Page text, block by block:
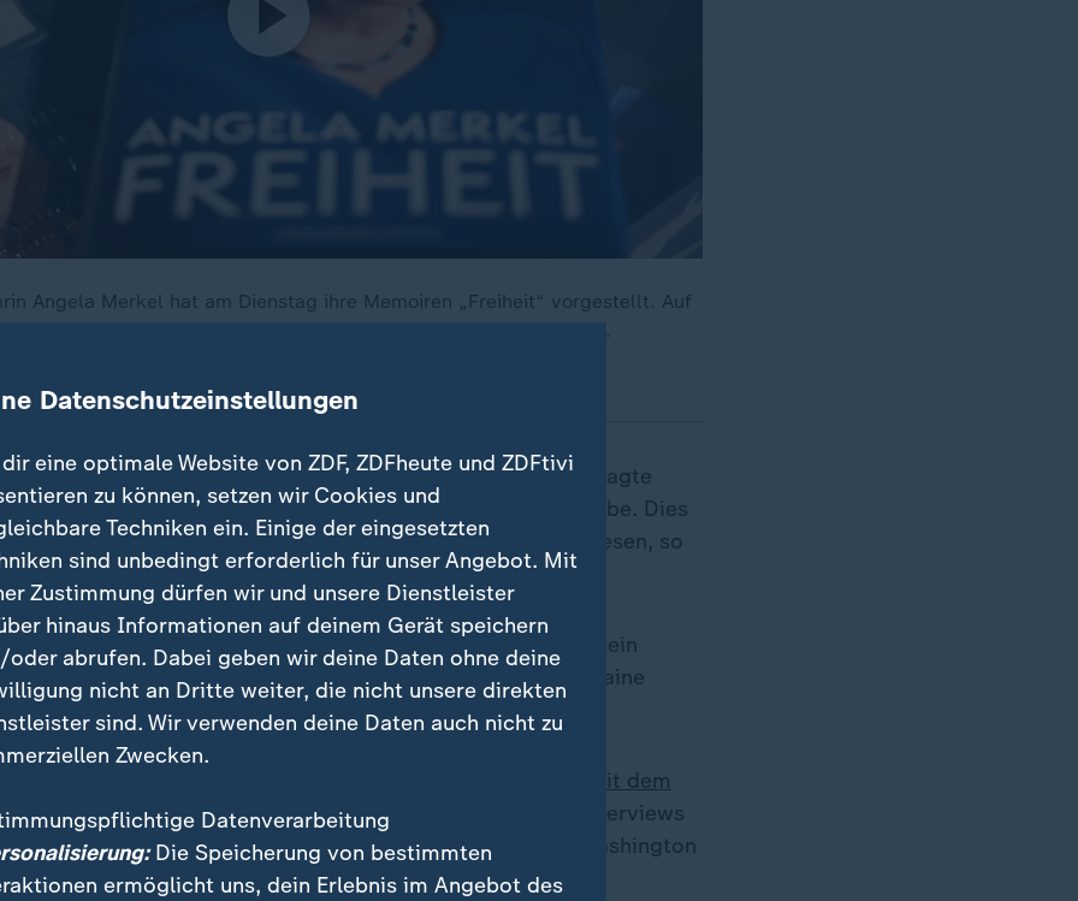
Angela Merkel hat am Dienstag ihre Memoiren „Freiheit“ vorgestellt. Auf
sie Bilanz über ihr bisheriges Leben und ihre politische Karriere.
der ukrainischen Krim-Halbinsel durch Russland
sagte
später gestanden habe, dass er diesbezüglich gelogen habe. Dies
in ihrem Verhältnis mit dem russischen Präsidenten gewesen, so
gewusst, dass sie im Umgang mit Putin ganz vorsichtig sein
nicht, was die Ukraine wolle. Sie wolle aber, dass die Ukraine
ihr eigenes Schicksal bestimme, betonte Merkel weiter.
bewarb in den vergangenen Tagen ihre
Memoiren mit dem
1954-2021" in den USA. Sie trat dabei in TV-Interviews
mit dem früheren US-Präsidenten Barack Obama
in Washington
Datenschutzeinstellungen
eine optimale Website von ZDF, ZDFheute und ZDFtivi
zu können, setzen wir Cookies und
Techniken ein. Einige der eingesetzten
sind unbedingt erforderlich für unser Angebot. Mit
Zustimmung dürfen wir und unsere Dienstleister
hinaus Informationen auf deinem Gerät speichern
oder abrufen. Dabei geben wir deine Daten ohne deine
nicht an Dritte weiter, die nicht unsere direkten
sind. Wir verwenden deine Daten auch nicht zu
Zwecken.
Datenverarbeitung
Die Speicherung von bestimmten
ermöglicht uns, dein Erlebnis im Angebot des